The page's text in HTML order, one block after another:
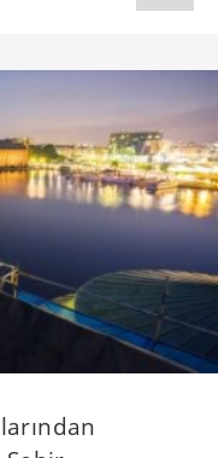
Şehir
gezmek için yola
operatör şirketi eşlik